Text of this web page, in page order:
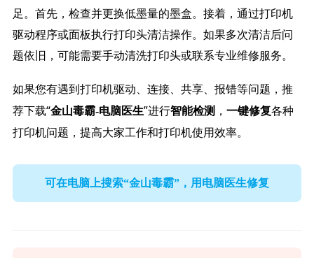
足。首先，检查并更换低墨量的墨盒。接着，通过打印机
驱动程序或面板执行打印头清洁操作。如果多次清洁后问
题依旧，可能需要手动清洗打印头或联系专业维修服务。
如果您有遇到打印机驱动、连接、共享、报错等问题，推
荐下载“金山毒霸-电脑医生”进行智能检测， 一键修复各种
打印机问题，提高大家工作和打印机使用效率。
可在电脑上搜索“金山毒霸”，用电脑医生修复